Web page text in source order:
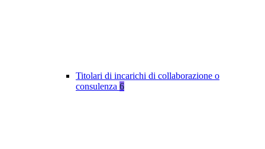
Titolari di incarichi di collaborazione o
consulenza 6